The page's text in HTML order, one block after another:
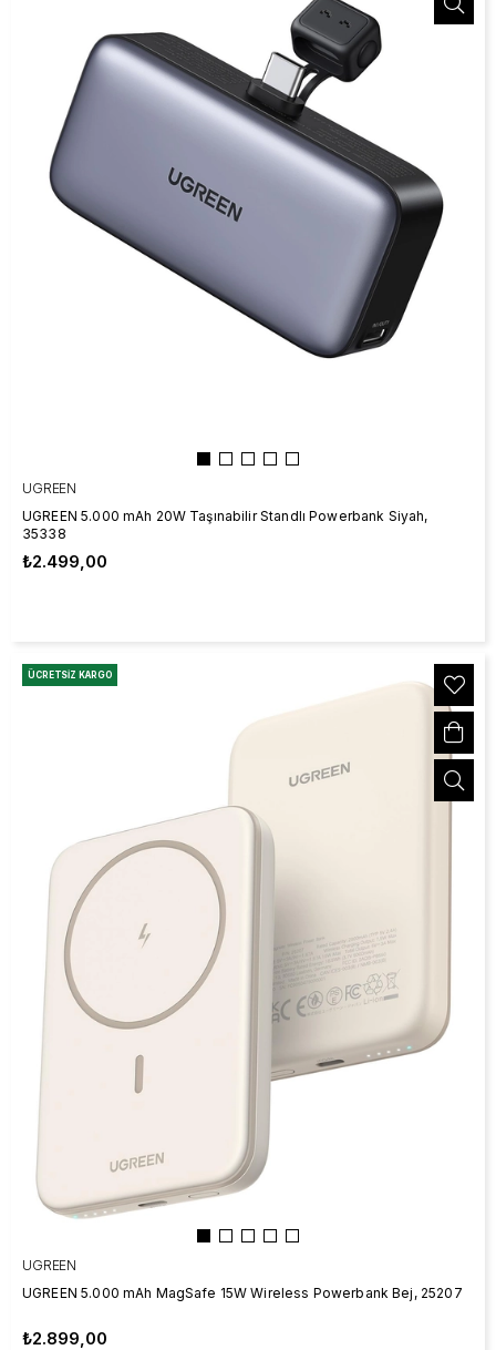
UGREEN
UGREEN 5.000 mAh 20W Taşınabilir Standlı Powerbank Siyah,
35338
₺2.499,00
UGREEN
UGREEN 5.000 mAh MagSafe 15W Wireless Powerbank Bej, 25207
₺2.899,00
ÜCRETSIZ KARGO